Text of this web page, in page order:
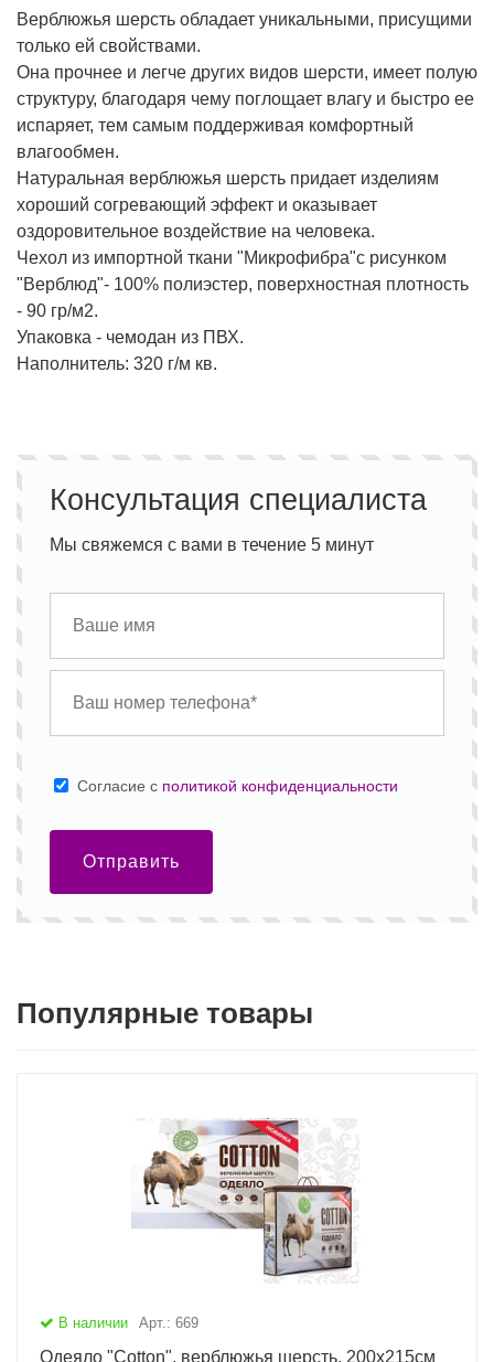
Верблюжья шерсть обладает уникальными, присущими
только ей свойствами.
Она прочнее и легче других видов шерсти, имеет полую
структуру, благодаря чему поглощает влагу и быстро ее
испаряет, тем самым поддерживая комфортный
влагообмен.
Натуральная верблюжья шерсть придает изделиям
хороший согревающий эффект и оказывает
оздоровительное воздействие на человека.
Чехол из импортной ткани "Микрофибра"с рисунком
"Верблюд"- 100% полиэстер, поверхностная плотность
- 90 гр/м2.
Упаковка - чемодан из ПВХ.
Наполнитель: 320 г/м кв.
Консультация специалиста
Мы свяжемся с вами в течение 5 минут
Cогласие с политикой конфиденциальности
Отправить
Популярные товары
В наличии Арт.: 669
Одеяло "Cotton", верблюжья шерсть, 200х215см